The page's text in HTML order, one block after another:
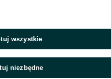
wszystkie
niezbędne